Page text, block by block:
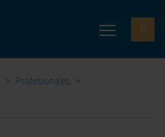
> Profesionales
>